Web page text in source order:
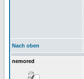
Nach oben
nemored